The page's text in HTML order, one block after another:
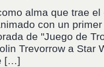
alma que trae el
con un
de "Juego de
Trevorrow a Star
[…]